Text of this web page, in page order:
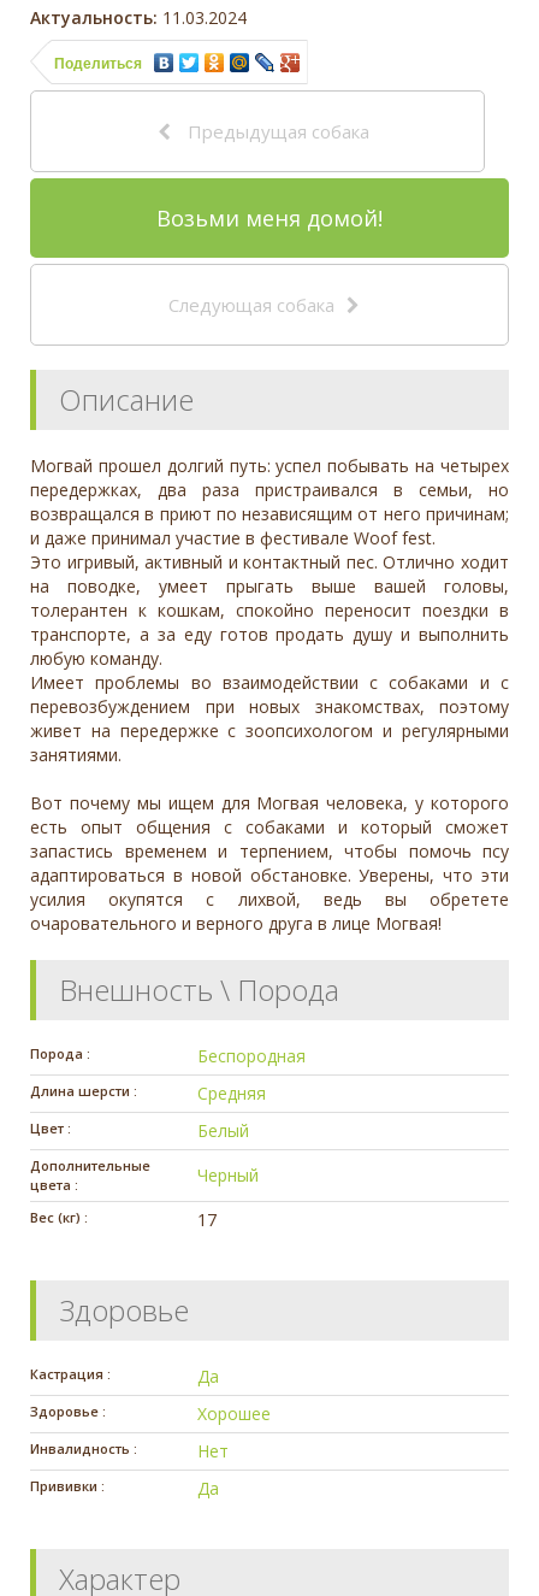
Актуальность: 11.03.2024
Поделиться
Предыдущая собака
Возьми меня домой!
Следующая собака
Описание
Могвай прошел долгий путь: успел побывать на четырех
передержках, два раза пристраивался в семьи, но
возвращался в приют по независящим от него причинам;
и даже принимал участие в фестивале Woof fest.
Это игривый, активный и контактный пес. Отлично ходит
на поводке, умеет прыгать выше вашей головы,
толерантен к кошкам, спокойно переносит поездки в
транспорте, а за еду готов продать душу и выполнить
любую команду.
Имеет проблемы во взаимодействии с собаками и с
перевозбуждением при новых знакомствах, поэтому
живет на передержке с зоопсихологом и регулярными
занятиями.
Вот почему мы ищем для Могвая человека, у которого
есть опыт общения с собаками и который сможет
запастись временем и терпением, чтобы помочь псу
адаптироваться в новой обстановке. Уверены, что эти
усилия окупятся с лихвой, ведь вы обретете
очаровательного и верного друга в лице Могвая!
Внешность \ Порода
Порода : Беспородная
Длина шерсти : Средняя
Цвет : Белый
Дополнительные
цвета :
Черный
Вес (кг) : 17
Здоровье
Кастрация : Да
Здоровье : Хорошее
Инвалидность : Нет
Прививки : Да
Характер